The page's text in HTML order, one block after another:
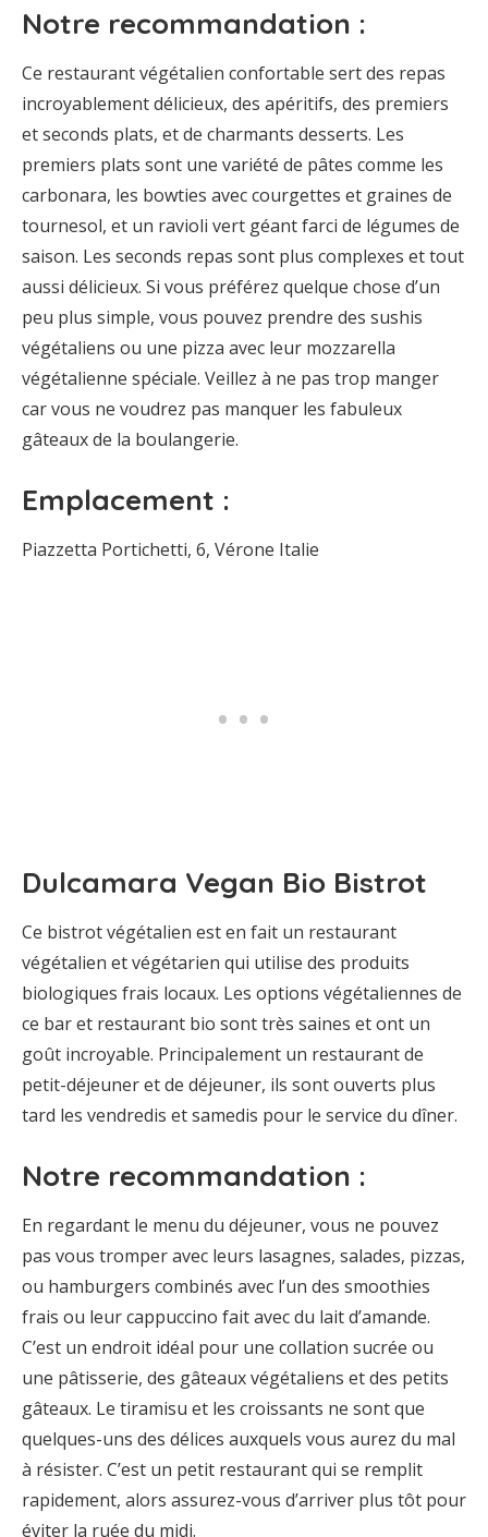
Notre recommandation :
Ce restaurant végétalien confortable sert des repas
incroyablement délicieux, des apéritifs, des premiers
et seconds plats, et de charmants desserts. Les
premiers plats sont une variété de pâtes comme les
carbonara, les bowties avec courgettes et graines de
tournesol, et un ravioli vert géant farci de légumes de
saison. Les seconds repas sont plus complexes et tout
aussi délicieux. Si vous préférez quelque chose d’un
peu plus simple, vous pouvez prendre des sushis
végétaliens ou une pizza avec leur mozzarella
végétalienne spéciale. Veillez à ne pas trop manger
car vous ne voudrez pas manquer les fabuleux
gâteaux de la boulangerie.
Emplacement :
Piazzetta Portichetti, 6, Vérone Italie
Dulcamara Vegan Bio Bistrot
Ce bistrot végétalien est en fait un restaurant
végétalien et végétarien qui utilise des produits
biologiques frais locaux. Les options végétaliennes de
ce bar et restaurant bio sont très saines et ont un
goût incroyable. Principalement un restaurant de
petit-déjeuner et de déjeuner, ils sont ouverts plus
tard les vendredis et samedis pour le service du dîner.
Notre recommandation :
En regardant le menu du déjeuner, vous ne pouvez
pas vous tromper avec leurs lasagnes, salades, pizzas,
ou hamburgers combinés avec l’un des smoothies
frais ou leur cappuccino fait avec du lait d’amande.
C’est un endroit idéal pour une collation sucrée ou
une pâtisserie, des gâteaux végétaliens et des petits
gâteaux. Le tiramisu et les croissants ne sont que
quelques-uns des délices auxquels vous aurez du mal
à résister. C’est un petit restaurant qui se remplit
rapidement, alors assurez-vous d’arriver plus tôt pour
éviter la ruée du midi.